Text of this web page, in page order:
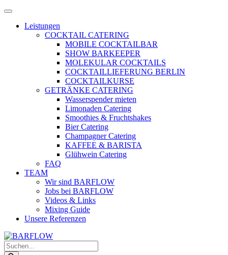
Zum
springen
Menü
öffnenLeistungen
COCKTAIL CATERING
MOBILE COCKTAILBAR
SHOW BARKEEPER
MOLEKULAR COCKTAILS
COCKTAILLIEFERUNG BERLIN
COCKTAILKURSE
GETRÄNKE CATERING
Wasserspender mieten
Limonaden Catering
Smoothies & Fruchtshakes
Bier Catering
Champagner Catering
KAFFEE & BARISTA
Glühwein Catering
FAQ
TEAM
Wir sind BARFLOW
Jobs bei BARFLOW
Videos & Links
Mixing Guide
Unsere Referenzen
Suchen...